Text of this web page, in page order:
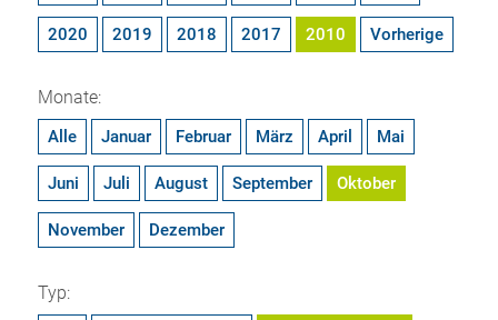
2020 2019 2018 2017 2010 Vorherige
Monate:
Alle Januar Februar März April Mai
Juni Juli August September Oktober
November Dezember
Typ: